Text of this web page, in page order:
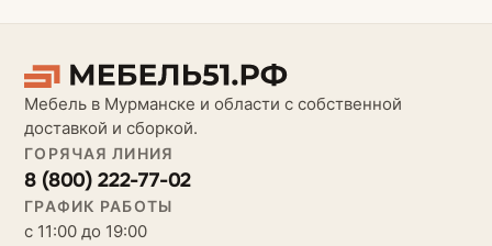
Мебель в Мурманске и области с собственной
доставкой и сборкой.
ГОРЯЧАЯ ЛИНИЯ
8 (800) 222-77-02
ГРАФИК РАБОТЫ
с 11:00 до 19:00